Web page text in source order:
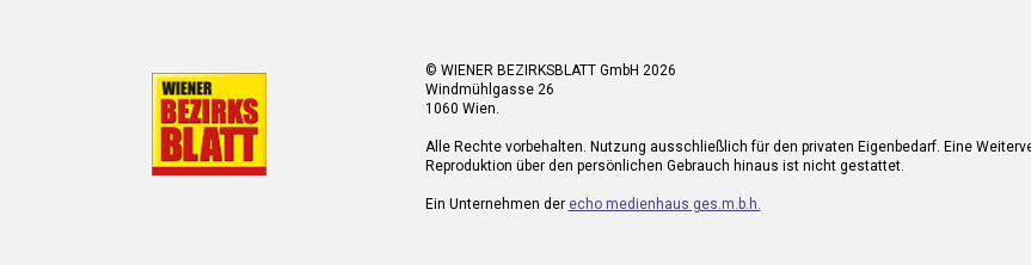
© WIENER BEZIRKSBLATT GmbH 2026
Windmühlgasse 26
1060 Wien.
Alle Rechte vorbehalten. Nutzung ausschließlich für den privaten Eigenbedarf. Eine
Reproduktion über den persönlichen Gebrauch hinaus ist nicht gestattet.
Ein Unternehmen der echo medienhaus ges.m.b.h.